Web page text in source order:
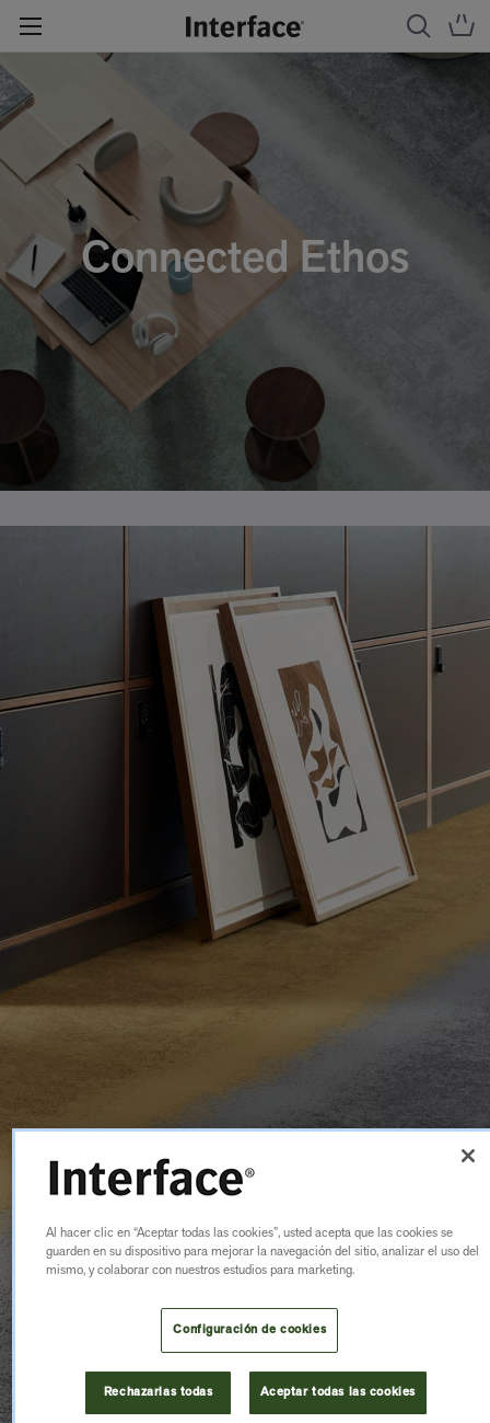
Connected Ethos
Al hacer clic en “Aceptar todas las cookies”, usted acepta que las cookies se
guarden en su dispositivo para mejorar la navegación del sitio, analizar el uso del
mismo, y colaborar con nuestros estudios para marketing.
Configuración de cookies
Rechazarlas todas Aceptar todas las cookies